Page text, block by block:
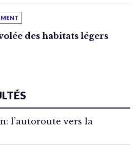
des habitats légers
l’autoroute vers la